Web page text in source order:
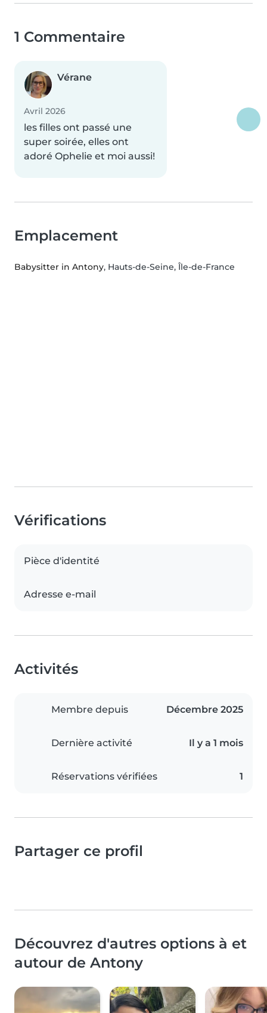
1 Commentaire
Vérane
Avril 2026
les filles ont passé une
super soirée, elles ont
adoré Ophelie et moi aussi!
Emplacement
Babysitter in Antony, Hauts-de-Seine, Île-de-France
Vérifications
Pièce d'identité
Adresse e-mail
Activités
Membre depuis Décembre 2025
Dernière activité Il y a 1 mois
Réservations vérifiées 1
Partager ce profil
Découvrez d'autres options à et
autour de Antony